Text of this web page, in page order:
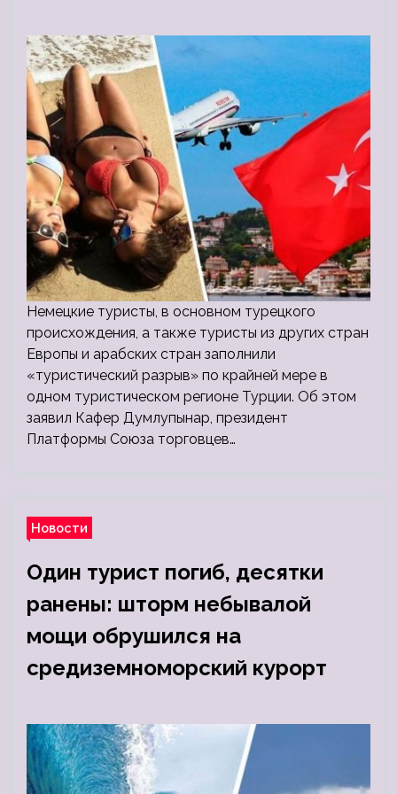
Немецкие туристы, в основном турецкого
происхождения, а также туристы из других стран
Европы и арабских стран заполнили
«туристический разрыв» по крайней мере в
одном туристическом регионе Турции. Об этом
заявил Кафер Думлупынар, президент
Платформы Союза торговцев…
Новости
Один турист погиб, десятки
ранены: шторм небывалой
мощи обрушился на
средиземноморский курорт